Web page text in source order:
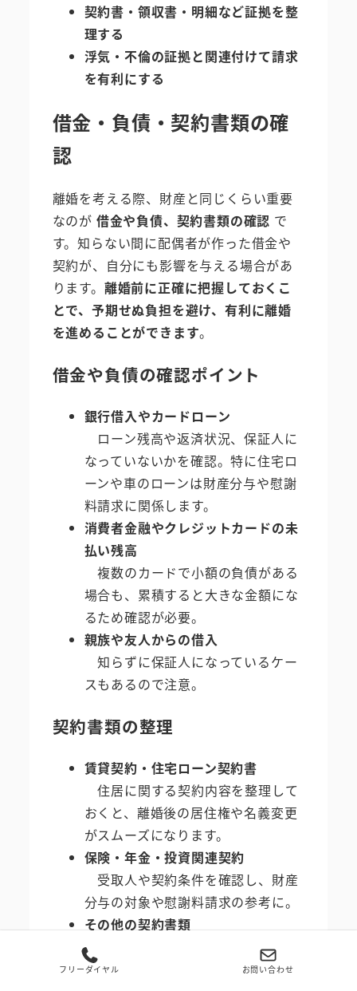
契約書・領収書・明細など証拠を整
理する
浮気・不倫の証拠と関連付けて請求
を有利にする
借金・負債・契約書類の確
認
離婚を考える際、財産と同じくらい重要
なのが 借金や負債、契約書類の確認 で
す。知らない間に配偶者が作った借金や
契約が、自分にも影響を与える場合があ
ります。 離婚前に正確に把握しておくこ
とで、予期せぬ負担を避け、有利に離婚
を進めることができます。
借金や負債の確認ポイント
銀行借入やカードローン
ローン残高や返済状況、保証人に
なっていないかを確認。特に住宅ロ
ーンや車のローンは財産分与や慰謝
料請求に関係します。
消費者金融やクレジットカードの未
払い残高
複数のカードで小額の負債がある
場合も、累積すると大きな金額にな
るため確認が必要。
親族や友人からの借入
知らずに保証人になっているケー
スもあるので注意。
契約書類の整理
賃貸契約・住宅ローン契約書
住居に関する契約内容を整理して
おくと、離婚後の居住権や名義変更
がスムーズになります。
保険・年金・投資関連契約
受取人や契約条件を確認し、財産
分与の対象や慰謝料請求の参考に。
その他の契約書類
車のローン、リース契約、通信契
約なども確認し、負債状況を把握し
フリーダイヤル お問い合わせ